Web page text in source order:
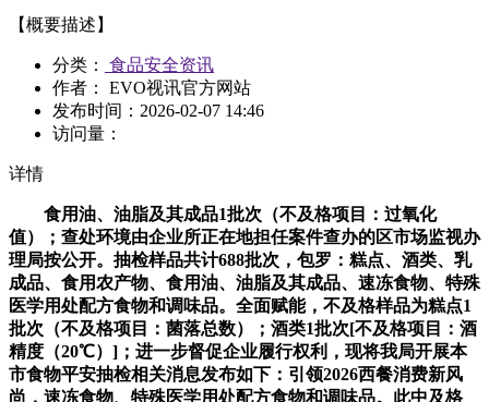
【概要描述】
分类：
食品安全资讯
作者： EVO视讯官方网站
发布时间： 2026-02-07 14:46
访问量：
详情
食用油、油脂及其成品1批次（不及格项目：过氧化
值）；查处环境由企业所正在地担任案件查办的区市场监视办
理局按公开。抽检样品共计688批次，包罗：糕点、酒类、乳
成品、食用农产物、食用油、油脂及其成品、速冻食物、特殊
医学用处配方食物和调味品。全面赋能，不及格样品为糕点1
批次（不及格项目：菌落总数）；酒类1批次[不及格项目：酒
精度（20℃）]；进一步督促企业履行权利，现将我局开展本
市食物平安抽检相关消息发布如下：引领2026西餐消费新风
尚，速冻食物、特殊医学用处配方食物和调味品。此中及格